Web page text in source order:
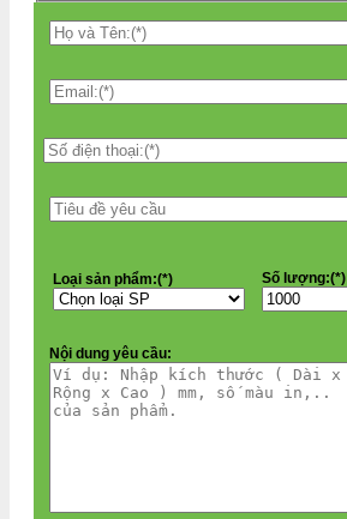
Loại sản phẩm:(*) Số lượng:(*)
Nội dung yêu cầu: